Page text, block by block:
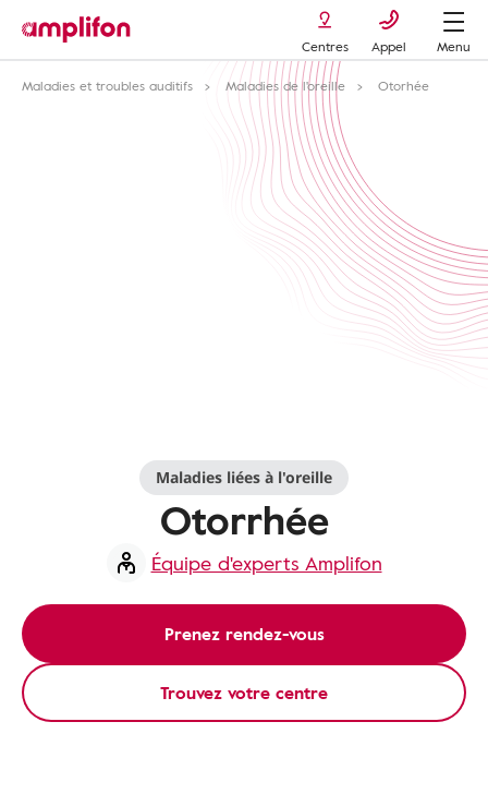
Centres Appel
Menu
Maladies et troubles auditifs
Maladies de l'oreille Otorhée
Maladies liées à l'oreille
Otorrhée
Équipe d'experts Amplifon
Prenez rendez-vous
Trouvez votre centre